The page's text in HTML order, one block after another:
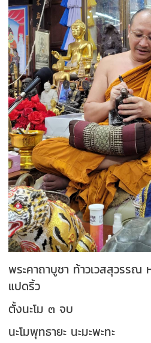
พระคาถาบูชา ท้าวเวสสุวรร
แปดริ้ว
ตั้งนะโม ๓ จบ
นะโมพุทธายะ นะมะพะทะ